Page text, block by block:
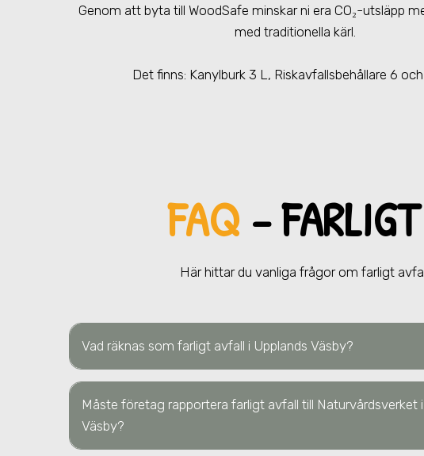
Genom att byta till WoodSafe minskar ni era CO₂-utsläpp
med traditionella kärl.
Det finns: Kanylburk 3 L, Riskavfallsbehållare 6
FAQ–
Här hittar du vanliga frågor om farligt
Vad räknas som farligt avfall i Upplands Väsby?
Måste företag rapportera farligt avfall till Naturvårdsverket
Väsby?